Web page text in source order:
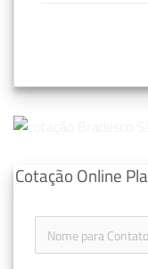
Cotação Online